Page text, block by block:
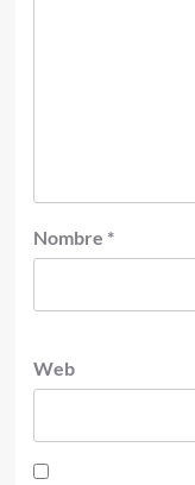
Nombre *
Web